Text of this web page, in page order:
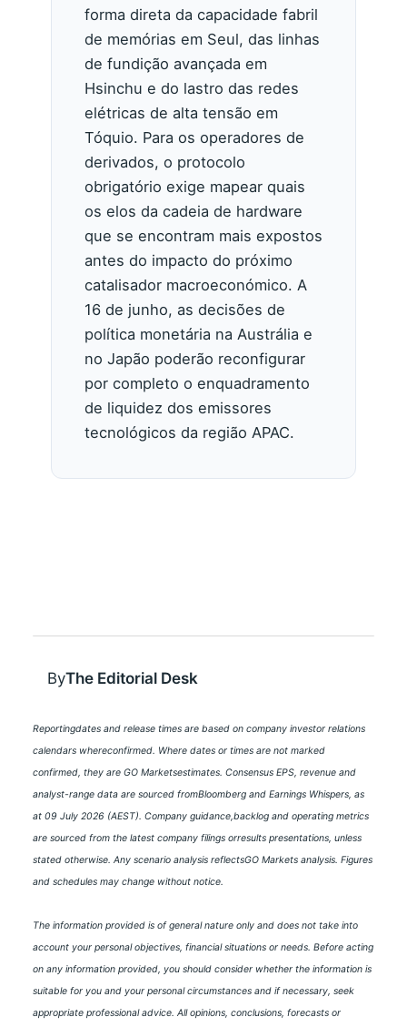
forma direta da capacidade fabril
de memórias em Seul, das linhas
de fundição avançada em
Hsinchu e do lastro das redes
elétricas de alta tensão em
Tóquio. Para os operadores de
derivados, o protocolo
obrigatório exige mapear quais
os elos da cadeia de hardware
que se encontram mais expostos
antes do impacto do próximo
catalisador macroeconómico. A
16 de junho, as decisões de
política monetária na Austrália e
no Japão poderão reconfigurar
por completo o enquadramento
de liquidez dos emissores
tecnológicos da região APAC.
ByThe Editorial Desk
Reportingdates and release times are based on company investor relations
calendars whereconfirmed. Where dates or times are not marked
confirmed, they are GO Marketsestimates. Consensus EPS, revenue and
analyst-range data are sourced fromBloomberg and Earnings Whispers, as
at 09 July 2026 (AEST). Company guidance,backlog and operating metrics
are sourced from the latest company filings orresults presentations, unless
stated otherwise. Any scenario analysis reflectsGO Markets analysis. Figures
and schedules may change without notice.
The information provided is of general nature only and does not take into
account your personal objectives, financial situations or needs. Before acting
on any information provided, you should consider whether the information is
suitable for you and your personal circumstances and if necessary, seek
appropriate professional advice. All opinions, conclusions, forecasts or